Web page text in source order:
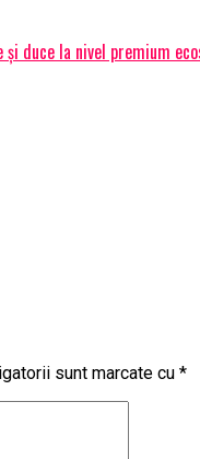
și duce la nivel premium
sunt marcate cu *